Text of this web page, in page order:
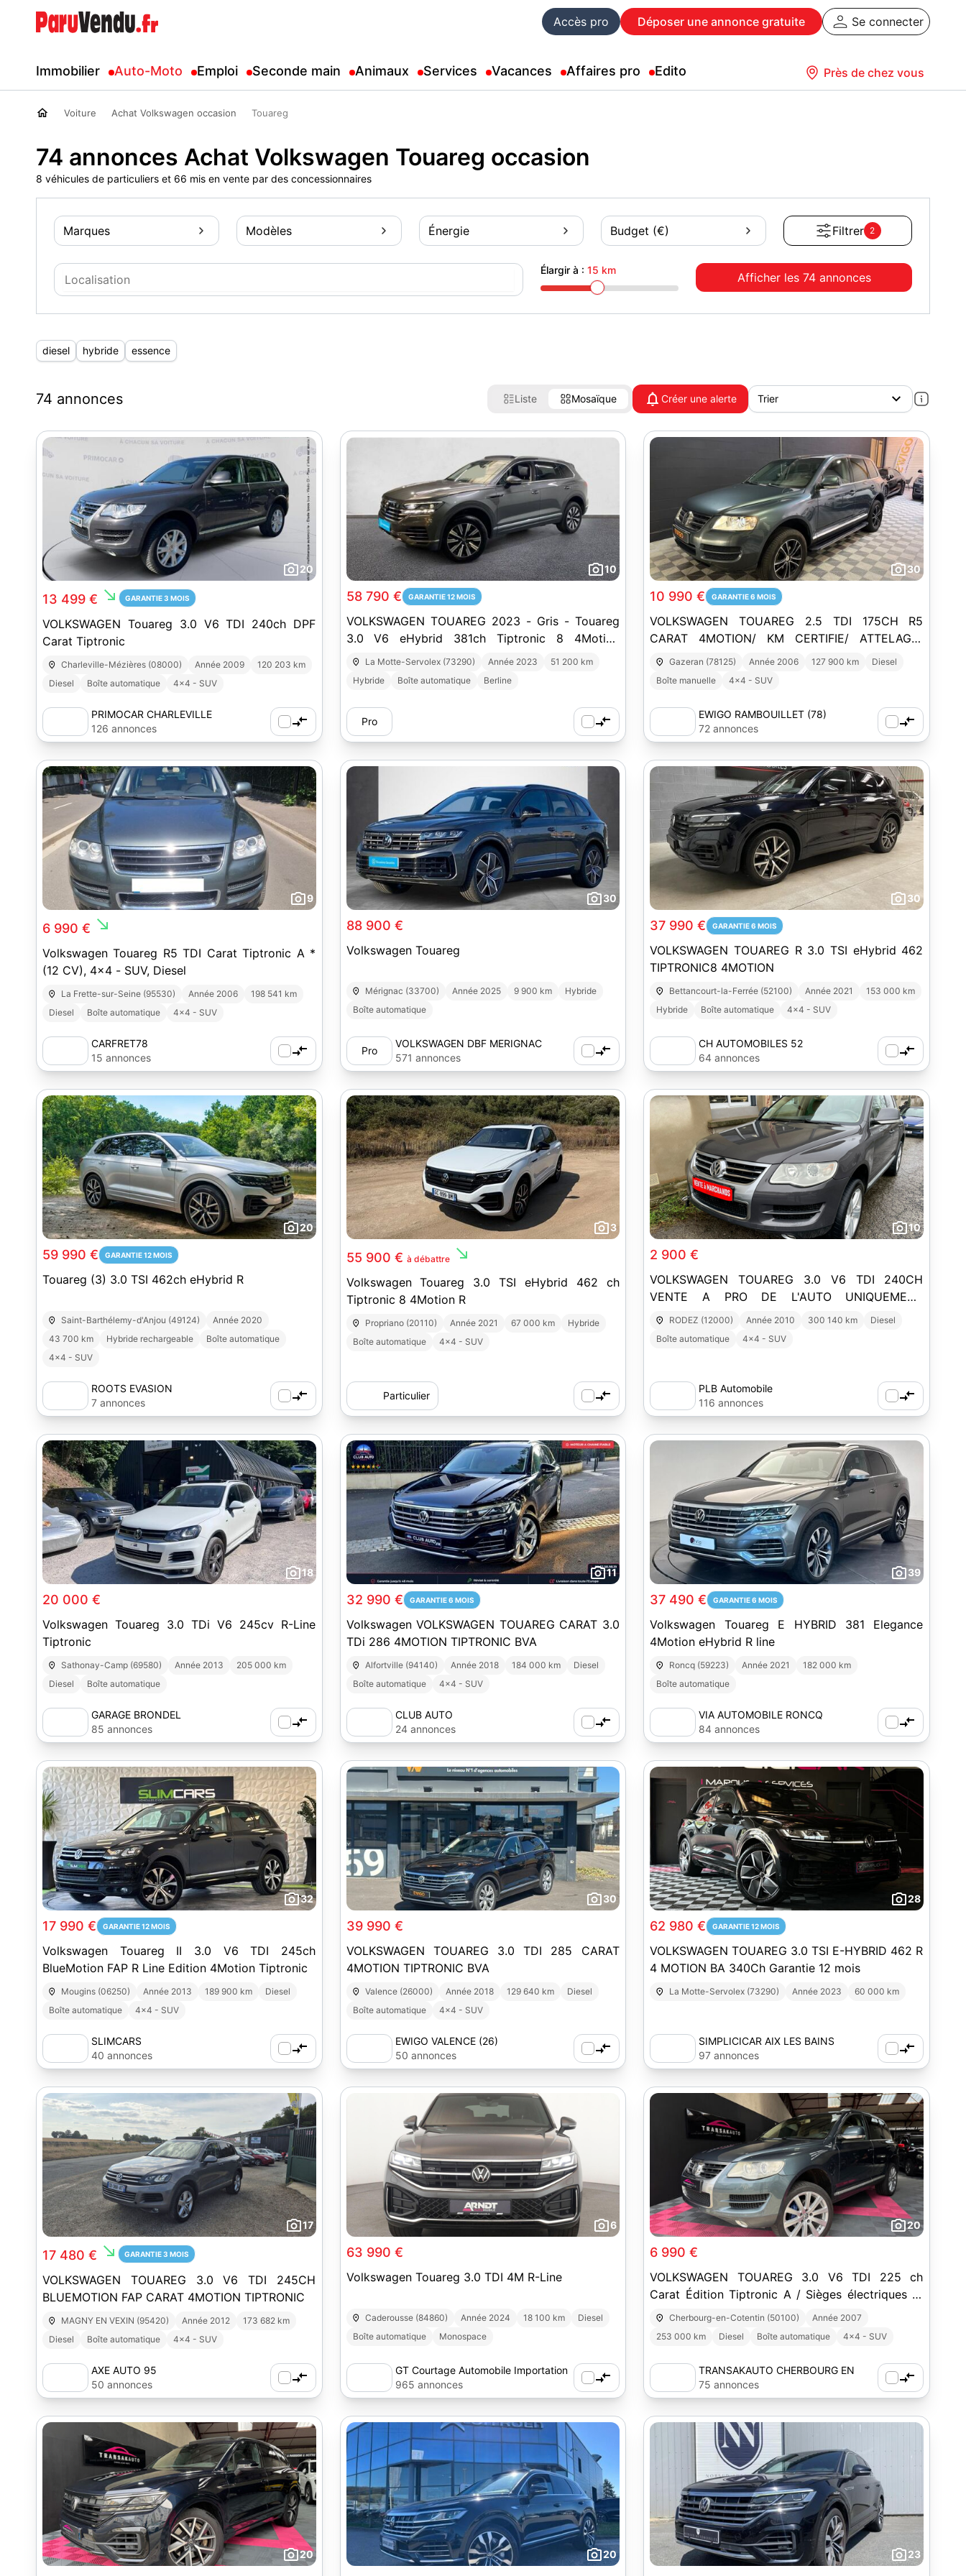
Accès pro Déposer une annonce gratuite Se connecter
Immobilier Auto-Moto Emploi Seconde main Animaux Services Vacances Affaires pro Edito Près de chez vous
Voiture Achat Volkswagen occasion Touareg
74 annonces Achat Volkswagen Touareg occasion
8 véhicules de particuliers et 66 mis en vente par des concessionnaires
Marques Modèles Énergie Budget (€) Filtrer 2
Élargir à : 15 km
Afficher les 74 annonces
diesel hybride essence
74 annonces Liste Mosaïque Créer une alerte
20
13 499 € south_east GARANTIE 3 MOIS
VOLKSWAGEN Touareg 3.0 V6 TDI 240ch DPF
Carat Tiptronic
Charleville-Mézières (08000) Année 2009
120 203 km
Diesel
Boîte automatique 4x4 - SUV
PRIMOCAR CHARLEVILLE
126 annonces
10
58 790 € GARANTIE 12 MOIS
VOLKSWAGEN TOUAREG 2023 - Gris - Touareg
3.0 V6 eHybrid 381ch Tiptronic 8 4Motion
Elegance
La Motte-Servolex (73290) Année 2023
51 200 km
Hybride
Boîte automatique Berline
Pro
30
10 990 € GARANTIE 6 MOIS
VOLKSWAGEN TOUAREG 2.5 TDI 175CH R5
CARAT 4MOTION/ KM CERTIFIE/ ATTELAGE/
CLIM AUTO/RADAR AV-AR/ SIEGE CHAUF
Gazeran (78125) Année 2006 127 900 km
Diesel
Boîte manuelle
4x4 - SUV
EWIGO RAMBOUILLET (78)
72 annonces
9
6 990 € south_east
Volkswagen Touareg R5 TDI Carat Tiptronic A *
(12 CV), 4x4 - SUV, Diesel
La Frette-sur-Seine (95530) Année 2006
198 541 km
Diesel
Boîte automatique 4x4 - SUV
CARFRET78
15 annonces
30
88 900 €
Volkswagen Touareg
Mérignac (33700) Année 2025 9 900 km
Hybride
Boîte automatique
Pro
VOLKSWAGEN DBF MERIGNAC
571 annonces
30
37 990 € GARANTIE 6 MOIS
VOLKSWAGEN TOUAREG R 3.0 TSI eHybrid 462
TIPTRONIC8 4MOTION
Bettancourt-la-Ferrée (52100) Année 2021
153 000 km
Hybride
Boîte automatique 4x4 - SUV
CH AUTOMOBILES 52
64 annonces
20
59 990 € GARANTIE 12 MOIS
Touareg (3) 3.0 TSI 462ch eHybrid R
Saint-Barthélemy-d'Anjou (49124)
Année 2020
43 700 km
Hybride rechargeable
Boîte automatique
4x4 - SUV
ROOTS EVASION
7 annonces
3
55 900 € à débattre south_east
Volkswagen Touareg 3.0 TSI eHybrid 462 ch
Tiptronic 8 4Motion R
Propriano (20110) Année 2021 67 000 km
Hybride
Boîte automatique
4x4 - SUV
Particulier
10
2 900 €
VOLKSWAGEN TOUAREG 3.0 V6 TDI 240CH
VENTE A PRO DE L'AUTO UNIQUEMENT
PROBLEME D'INJECTION
RODEZ (12000) Année 2010 300 140 km
Diesel
Boîte automatique
4x4 - SUV
PLB Automobile
116 annonces
18
20 000 €
Volkswagen Touareg 3.0 TDi V6 245cv R-Line
Tiptronic
Sathonay-Camp (69580) Année 2013
205 000 km
Diesel
Boîte automatique
GARAGE BRONDEL
85 annonces
11
32 990 € GARANTIE 6 MOIS
Volkswagen VOLKSWAGEN TOUAREG CARAT 3.0
TDi 286 4MOTION TIPTRONIC BVA
Alfortville (94140) Année 2018 184 000 km
Diesel
Boîte automatique
4x4 - SUV
CLUB AUTO
24 annonces
39
37 490 € GARANTIE 6 MOIS
Volkswagen Touareg E HYBRID 381 Elegance
4Motion eHybrid R line
Roncq (59223) Année 2021
182 000 km
Boîte automatique
VIA AUTOMOBILE RONCQ
84 annonces
32
17 990 € GARANTIE 12 MOIS
Volkswagen Touareg II 3.0 V6 TDI 245ch
BlueMotion FAP R Line Edition 4Motion Tiptronic
Mougins (06250) Année 2013 189 900 km
Diesel
Boîte automatique
4x4 - SUV
SLIMCARS
40 annonces
30
39 990 €
VOLKSWAGEN TOUAREG 3.0 TDI 285 CARAT
4MOTION TIPTRONIC BVA
Valence (26000) Année 2018 129 640 km
Diesel
Boîte automatique
4x4 - SUV
EWIGO VALENCE (26)
50 annonces
28
62 980 € GARANTIE 12 MOIS
VOLKSWAGEN TOUAREG 3.0 TSI E-HYBRID 462 R
4 MOTION BA 340Ch Garantie 12 mois
La Motte-Servolex (73290) Année 2023 60 000 km
SIMPLICICAR AIX LES BAINS
97 annonces
17
17 480 € south_east GARANTIE 3 MOIS
VOLKSWAGEN TOUAREG 3.0 V6 TDI 245CH
BLUEMOTION FAP CARAT 4MOTION TIPTRONIC
MAGNY EN VEXIN (95420) Année 2012
173 682 km
Diesel
Boîte automatique 4x4 - SUV
AXE AUTO 95
50 annonces
6
63 990 €
Volkswagen Touareg 3.0 TDI 4M R-Line
Caderousse (84860) Année 2024 18 100 km
Diesel
Boîte automatique
Monospace
GT Courtage Automobile Importation
965 annonces
20
6 990 €
VOLKSWAGEN TOUAREG 3.0 V6 TDI 225 ch
Carat Édition Tiptronic A / Sièges électriques et
chauffants / Attelage amovible
Cherbourg-en-Cotentin (50100)
Année 2007
253 000 km
Diesel Boîte automatique 4x4 - SUV
TRANSAKAUTO CHERBOURG EN
COTENTIN
75 annonces
20 20 23